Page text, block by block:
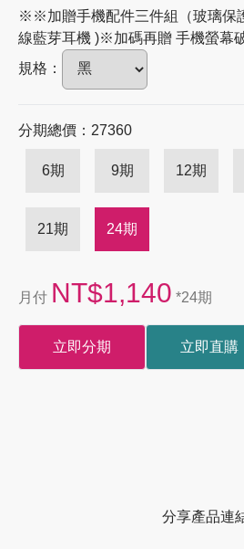
※※加贈手機配件三件組（玻璃保
線藍芽耳機 )※加碼再贈 手機螢幕
規格：
分期總價：27360
6期 9期 12期
21期 24期
月付 NT$1,140 *24期
立即分期 立即直購
分享產品連